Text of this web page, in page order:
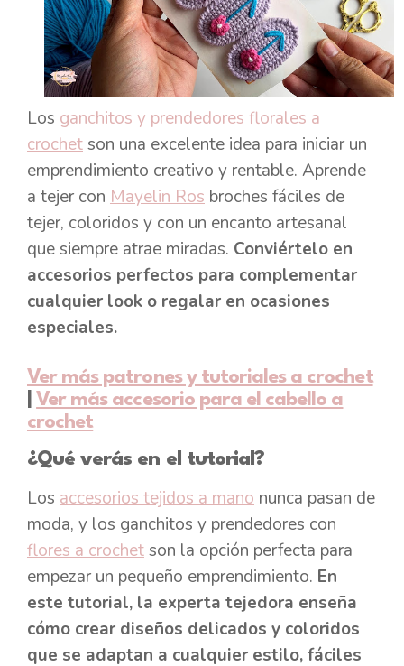
Los ganchitos y prendedores florales a
crochetson una excelente idea para iniciar un
emprendimiento creativo y rentable. Aprende
a tejer con Mayelin Ros broches fáciles de
tejer, coloridos y con un encanto artesanal
que siempre atrae miradas. Conviértelo en
accesorios perfectos para complementar
cualquier look o regalar en ocasiones
especiales.
Ver más patrones y tutoriales a crochet
Ver más accesorio para el cabello a
crochet
¿Qué verás en el tutorial?
Los accesorios tejidos a mano nunca pasan de
moda, y los ganchitos y prendedores con
flores a crochetson la opción perfecta para
empezar un pequeño emprendimiento. En
este tutorial, la experta tejedora enseña
cómo crear diseños delicados y coloridos
que se adaptan a cualquier estilo, fáciles